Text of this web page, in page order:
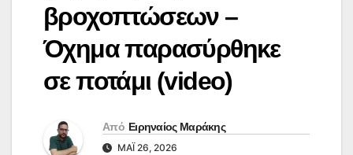
βροχοπτώσεων –
Όχημα παρασύρθηκε
σε ποτάμι (video)
Από Ειρηναίος Μαράκης
ΜΆΙ 26, 2026